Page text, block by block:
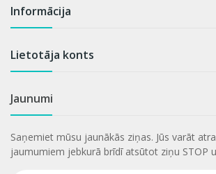
Informācija
Lietotāja konts
Jaunumi
Saņemiet mūsu jaunākās ziņas. Jūs varāt
jaumumiem jebkurā brīdī atsūtot ziņu STOP